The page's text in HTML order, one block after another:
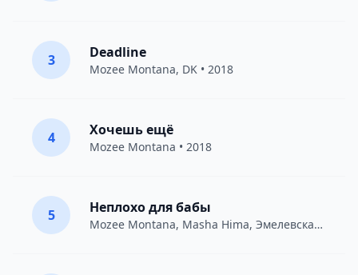
3 Deadline
Mozee Montana, DK • 2018
4 Хочешь ещё
Mozee Montana • 2018
5 Неплохо для бабы
Mozee Montana, Masha Hima, Эмелевская • 2017